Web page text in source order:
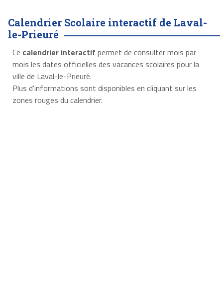
Calendrier Scolaire interactif de Laval-
le-Prieuré
Ce calendrier interactif permet de consulter mois par
mois les dates officielles des vacances scolaires pour la
ville de Laval-le-Prieuré.
Plus d'informations sont disponibles en cliquant sur les
zones rouges du calendrier.